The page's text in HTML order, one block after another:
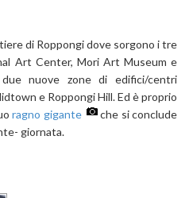
di Roppongi dove sorgono i tre
Art Center, Mori Art Museum e
nuove zone di edifici/centri
e Roppongi Hill. Ed è proprio
ragno gigante
che si conclude
giornata.